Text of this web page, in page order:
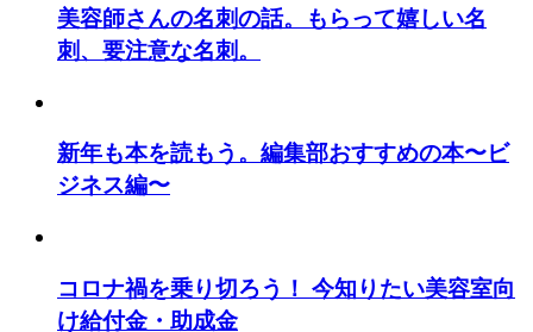
美容師さんの名刺の話。もらって嬉しい名
刺、要注意な名刺。
新年も本を読もう。編集部おすすめの本〜ビ
ジネス編〜
コロナ禍を乗り切ろう！ 今知りたい美容室向
け給付金・助成金